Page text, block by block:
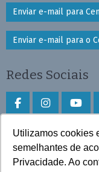
Utilizamos cookies
semelhantes de
Privacidade. Ao
Enviar e-mail para
Enviar e-mail para o
Redes Sociais
Faça download do
Play Store e App